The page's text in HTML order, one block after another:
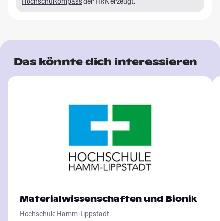
Das könnte dich interessieren
Materialwissenschaften und Bionik
Hochschule Hamm-Lippstadt